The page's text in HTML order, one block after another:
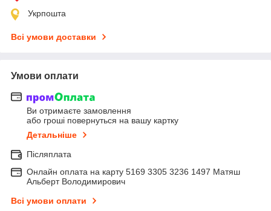
Укрпошта
Всі умови доставки
Умови оплати
Ви отримаєте замовлення
або гроші повернуться на вашу картку
Детальніше
Післяплата
Онлайн оплата на карту 5169 3305 3236 1497 Матяш
Альберт Володимирович
Всі умови оплати